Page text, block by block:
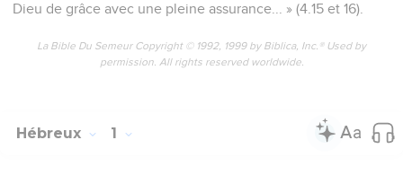
Dieu de grâce avec une pleine assurance... » (4.15 et 16).
La Bible Du Semeur Copyright © 1992, 1999 by Biblica, Inc.® Used by
permission. All rights reserved worldwide.
Hébreux 1